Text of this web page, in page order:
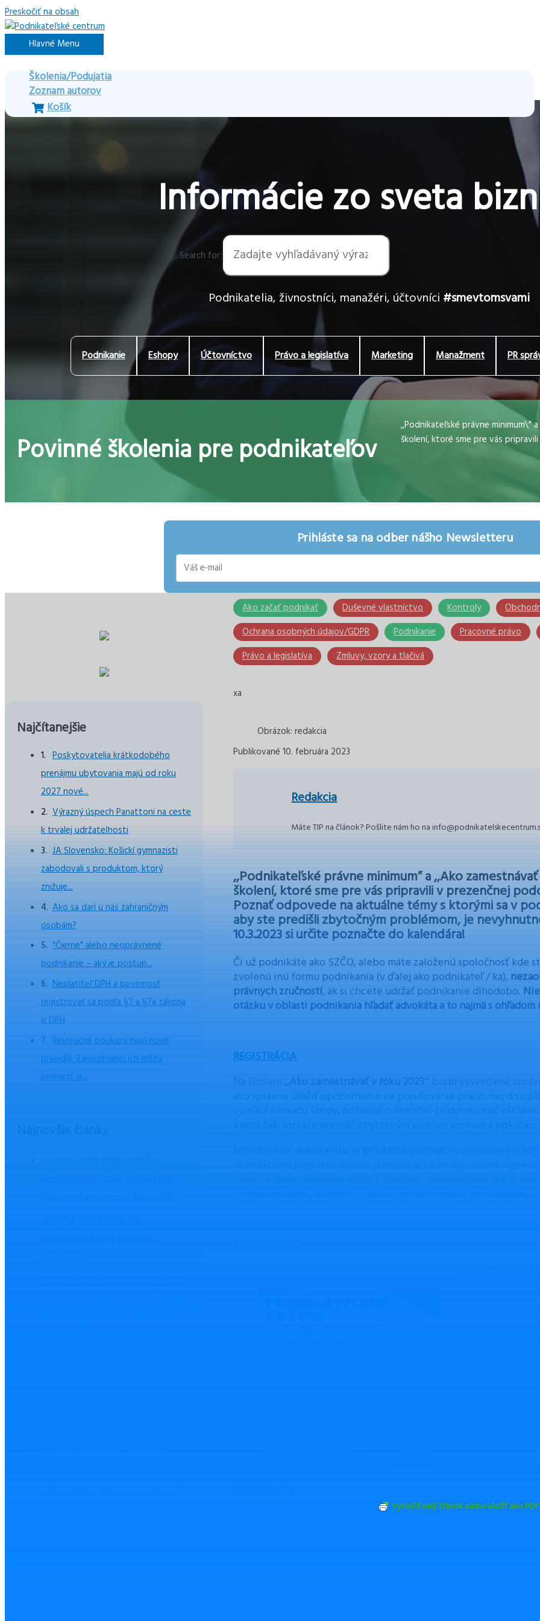
Preskočiť na obsah
Hlavné Menu
Školenia/Podujatia
Zoznam autorov
Košík
Informácie zo sveta
Search for:
Podnikatelia, živnostníci, manažéri, účtovníci #smevtomsvami
Podnikanie Eshopy Účtovníctvo Právo a legislatíva Marketing Manažment PR
Povinné školenia pre podnikateľov
,,Podnikateľské právne minimum\"
školení, ktoré sme pre vás
Prihláste sa na odber nášho Newsletteru
Najčítanejšie
Poskytovatelia krátkodobého
prenájmu ubytovania majú od roku
2027 nové...
Výrazný úspech Panattoni na ceste
k trvalej udržateľnosti
JA Slovensko: Košickí gymnazisti
zabodovali s produktom, ktorý
znižuje...
Ako sa darí u nás zahraničným
osobám?
"Čierne" alebo neoprávnené
podnikanie – aký je postup...
Neplatiteľ DPH a povinnosť
registrovať sa podľa §7 a §7a zákona
o DPH
Rekreačné poukazy majú nové
pravidlá. Zamestnanci ich môžu
preniesť aj...
Ako začať podnikať Duševné vlastníctvo Kontroly
Ochrana osobných údajov/GDPR
Podnikanie Pracovné právo
Právo a legislatíva
Zmluvy, vzory a tlačivá
xa
Obrázok: redakcia
Publikované 10. februára 2023
Redakcia
Máte TIP na článok? Pošlite nám ho na
,,Podnikateľské právne minimum” a ,,Ako
školení, ktoré sme pre vás pripravili v prezenčnej
Poznať odpovede na aktuálne témy s ktorými sa v
aby ste predišli zbytočným problémom, je
10.3.2023 si určite poznačte do kalendára!
Či už podnikáte ako SZČO, alebo máte založenú spoločnosť kde
zvolenú inú formu podnikania (v ďalej ako podnikateľ / ka),
právnych zručností, ak si chcete udržať podnikanie dlhodobo.
otázku v oblasti podnikania hľadať advokáta a to najmä s ohľadom
REGISTRÁCIA
Vytlačiť celý článok alebo uložiť ako PDF